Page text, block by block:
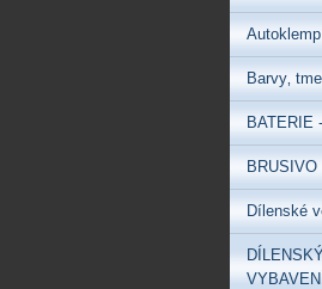
Barvy‚
BATERIE
BRUSIVO
Dílenské